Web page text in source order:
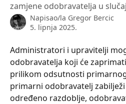
zamjene odobravatelja u
Napisao/la Gregor Bercic
5. lipnja 2025.
Administratori i upravitelji
odobravatelja koji će
prilikom odsutnosti
primarni odobravatelj
određeno razdoblje,